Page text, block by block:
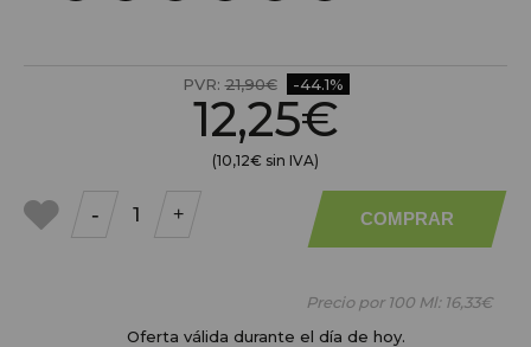
PVR:21,90€ -44.1%
12,25€
(10,12€ sin IVA)
- + COMPRAR
Precio por 100 Ml: 16,33€
Oferta válida durante el día de hoy.